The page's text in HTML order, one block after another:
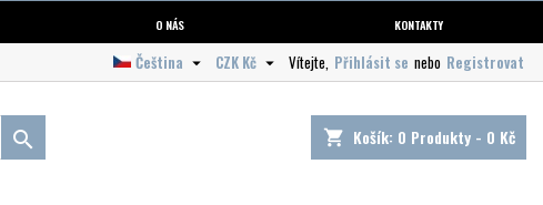
O NÁS KONTAKTY
Vítejte, Přihlásit se nebo Registrovat
CZK Kč 
Čeština 
shopping_cart Košík: 0 Produkty - 0 Kč
